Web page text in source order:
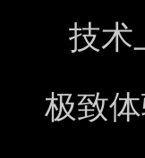
技术
极致